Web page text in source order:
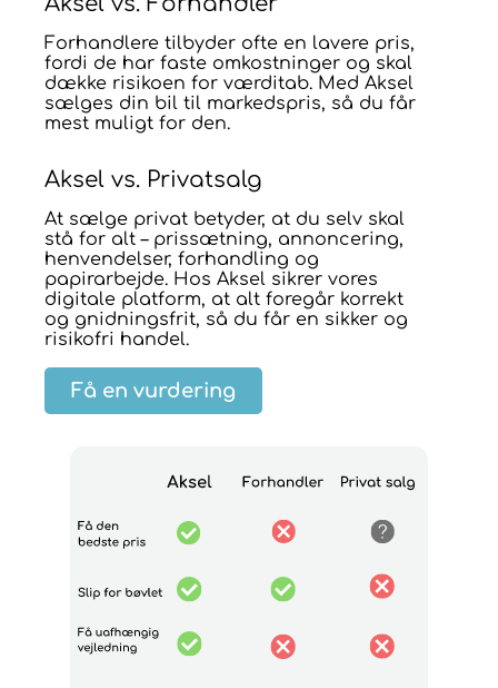
Forhandlere tilbyder ofte en lavere pris,
fordi de har faste omkostninger og skal
dække risikoen for værditab. Med Aksel
sælges din bil til markedspris, så du får
mest muligt for den.
Aksel vs. Privatsalg
At sælge privat betyder, at du selv skal
stå for alt – prissætning, annoncering,
henvendelser, forhandling og
papirarbejde. Hos Aksel sikrer vores
digitale platform, at alt foregår korrekt
og gnidningsfrit, så du får en sikker og
risikofri handel.
Få en vurdering